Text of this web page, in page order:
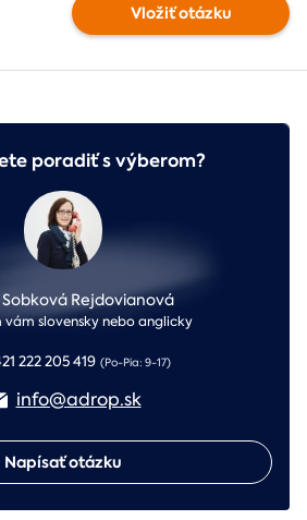
Vložiť otázku
poradiť s výberom?
Rejdovianová
slovensky nebo anglicky
222 205 419 (Po-Pia: 9-17)
info@adrop.sk
Napísať otázku